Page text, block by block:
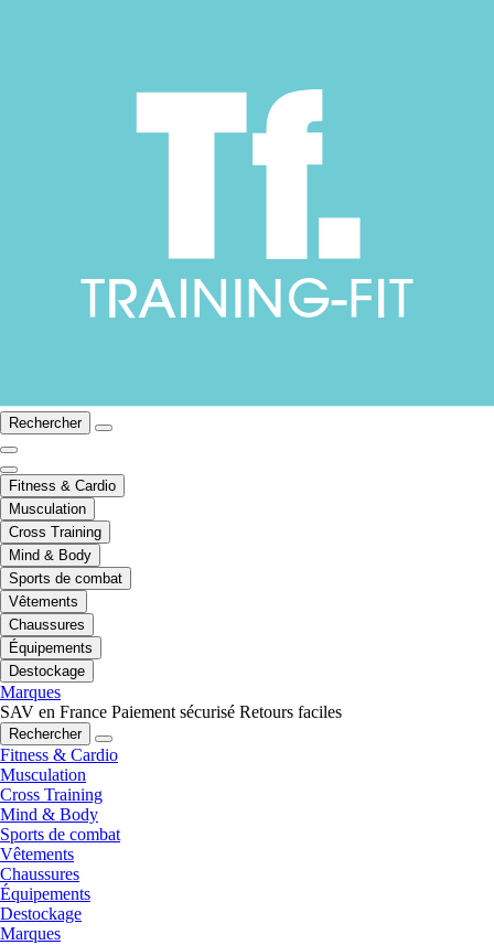
Rechercher
Fitness & Cardio
Musculation
Cross Training
Mind & Body
Sports de combat
Vêtements
Chaussures
Équipements
Destockage
Marques
SAV en France Paiement sécurisé Retours faciles
Rechercher
Fitness & Cardio
Musculation
Cross Training
Mind & Body
Sports de combat
Vêtements
Chaussures
Équipements
Destockage
Marques